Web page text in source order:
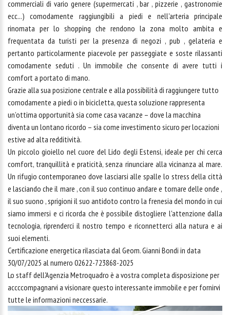
commerciali di vario genere (supermercati , bar , pizzerie , gastronomie
ecc...) comodamente raggiungibili a piedi e nell'arteria principale
rinomata per lo shopping che rendono la zona molto ambita e
frequentata da turisti per la presenza di negozi , pub , gelateria e
pertanto particolarmente piacevole per passeggiate e soste rilassanti
comodamente seduti . Un immobile che consente di avere tutti i
comfort a portato di mano.
Grazie alla sua posizione centrale e alla possibilità di raggiungere tutto
comodamente a piedi o in bicicletta, questa soluzione rappresenta
un’ottima opportunità sia come casa vacanze – dove la macchina
diventa un lontano ricordo – sia come investimento sicuro per locazioni
estive ad alta redditività.
Un piccolo gioiello nel cuore del Lido degli Estensi, ideale per chi cerca
comfort, tranquillità e praticità, senza rinunciare alla vicinanza al mare.
Un rifugio contemporaneo dove lasciarsi alle spalle lo stress della città
e lasciando che il mare , con il suo continuo andare e tornare delle onde ,
il suo suono , sprigioni il suo antidoto contro la frenesia del mondo in cui
siamo immersi e ci ricorda che è possibile distogliere l'attenzione dalla
tecnologia, riprenderci il nostro tempo e riconnetterci alla natura e ai
suoi elementi.
Certificazione energetica rilasciata dal Geom. Gianni Bondi in data
30/07/2025 al numero 02622-723868-2025
Lo staff dell'Agenzia Metroquadro è a vostra completa disposizione per
accccompagnarvi a visionare questo interessante immobile e per fornirvi
tutte le informazioni neccessarie.